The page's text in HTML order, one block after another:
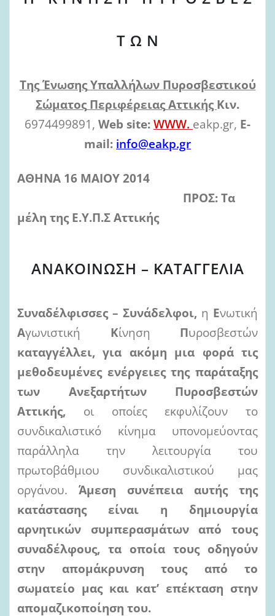
Τ Ω Ν
Της Ένωσης Υπαλλήλων Πυροσβεστικού
Σώματος Περιφέρειας Αττικής Κιν.
6974499891, Web site: WWW. eakp.gr, E-
mail: info@eakp.gr
ΑΘΗΝΑ 16 ΜΑΙΟΥ 2014
ΠΡΟΣ: Τα
μέλη της Ε.Υ.Π.Σ Αττικής
ΑΝΑΚΟΙΝΩΣΗ – ΚΑΤΑΓΓΕΛΙΑ
Συναδέλφισσες – Συνάδελφοι, η Ενωτική
Αγωνιστική Κίνηση Πυροσβεστών
καταγγέλλει, για ακόμη μια φορά τις
μεθοδευμένες ενέργειες της παράταξης
των Ανεξαρτήτων Πυροσβεστών
Αττικής,
οι οποίες εκφυλίζουν το
συνδικαλιστικό κίνημα υπονομεύοντας
παράλληλα την λειτουργία του
πρωτοβάθμιου συνδικαλιστικού μας
οργάνου. Άμεση συνέπεια αυτής της
κατάστασης
είναι η δημιουργία
αρνητικών
συμπερασμάτων
από τους
συναδέλφους, τα οποία τους οδηγούν
στην απομάκρυνση
τους
από το
σωματείο μας και κατ’ επέκταση στην
απομαζικοποίηση του.